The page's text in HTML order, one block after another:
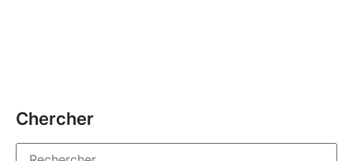
Chercher